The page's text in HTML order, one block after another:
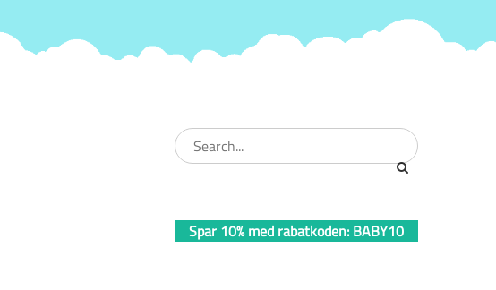
Spar 10% med rabatkoden: BABY10